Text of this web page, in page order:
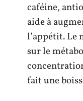
caféine,
aide à
l’appétit. Le
sur le
fait une